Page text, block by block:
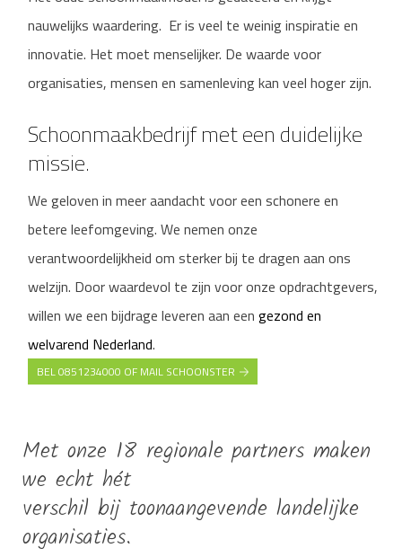
nauwelijks waardering. Er is veel te weinig inspiratie en
innovatie. Het moet menselijker. De waarde voor
organisaties, mensen en samenleving kan veel hoger zijn.
Schoonmaakbedrijf met een duidelijke
missie.
We geloven in meer aandacht voor een schonere en
betere leefomgeving. We nemen onze
verantwoordelijkheid om sterker bij te dragen aan ons
welzijn. Door waardevol te zijn voor onze opdrachtgevers,
willen we een bijdrage leveren aan een gezond en
welvarend Nederland.
BEL 0851234000 OF MAIL SCHOONSTER
Met onze 18 regionale partners maken
we echt hét
verschil bij toonaangevende landelijke
organisaties.